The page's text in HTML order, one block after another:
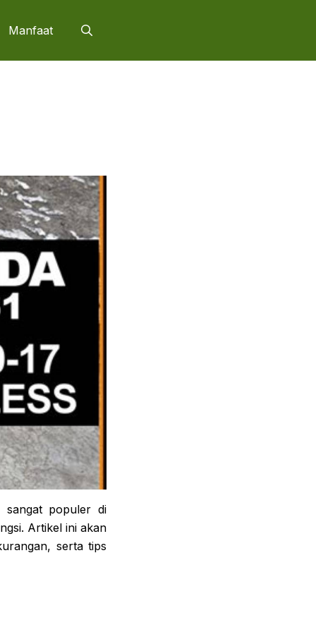
Manfaat
sangat populer di
Artikel ini akan
serta tips